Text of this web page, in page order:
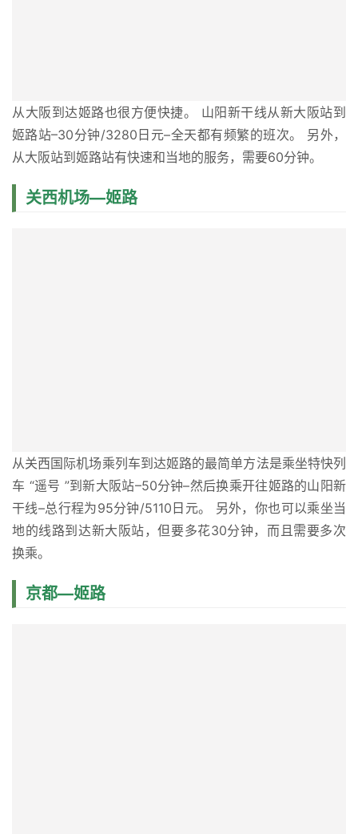
从大阪到达姬路也很方便快捷。 山阳新干线从新大阪站到
姬路站–30分钟/3280日元–全天都有频繁的班次。 另外，
从大阪站到姬路站有快速和当地的服务，需要60分钟。
关西机场—姬路
从关西国际机场乘列车到达姬路的最简单方法是乘坐特快列
车 “遥号 ”到新大阪站–50分钟–然后换乘开往姬路的山阳新
干线–总行程为95分钟/5110日元。 另外，你也可以乘坐当
地的线路到达新大阪站，但要多花30分钟，而且需要多次
换乘。
京都—姬路